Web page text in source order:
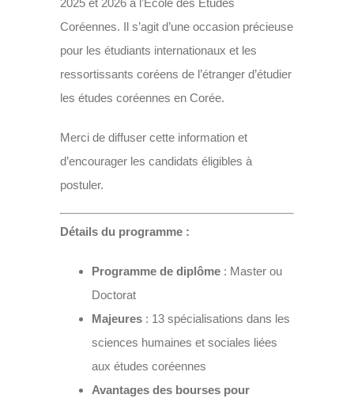
Coréennes. Il s’agit d’une occasion précieuse
pour les étudiants internationaux et les
ressortissants coréens de l’étranger d’étudier
les études coréennes en Corée.
Merci de diffuser cette information et
d’encourager les candidats éligibles à
postuler.
Détails du programme :
Programme de diplôme : Master ou
Doctorat
Majeures : 13 spécialisations dans les
sciences humaines et sociales liées
aux études coréennes
Avantages des bourses pour